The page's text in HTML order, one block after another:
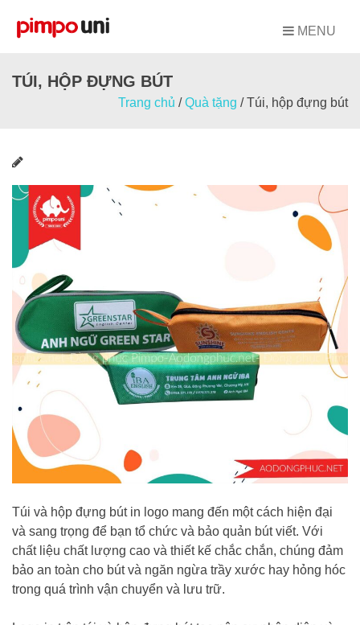
MENU
TÚI, HỘP ĐỰNG BÚT
Trang chủ /Quà tặng /Túi, hộp đựng bút
Túi và hộp đựng bút in logo mang đến một cách hiện đại
và sang trọng để bạn tổ chức và bảo quản bút viết. Với
chất liệu chất lượng cao và thiết kế chắc chắn, chúng đảm
bảo an toàn cho bút và ngăn ngừa trầy xước hay hỏng hóc
trong quá trình vận chuyển và lưu trữ.